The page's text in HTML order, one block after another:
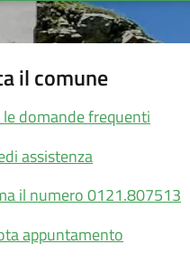
il comune
le domande frequenti
assistenza
il numero 0121.807513
appuntamento